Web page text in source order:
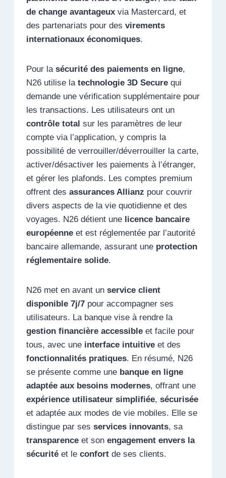
de change avantageux via Mastercard, et
des partenariats pour des virements
internationaux économiques.
Pour la sécurité des paiements en ligne,
N26 utilise la technologie 3D Secure qui
demande une vérification supplémentaire pour
les transactions. Les utilisateurs ont un
contrôle total sur les paramètres de leur
compte via l’application, y compris la
possibilité de verrouiller/déverrouiller la carte,
activer/désactiver les paiements à l’étranger,
et gérer les plafonds. Les comptes premium
offrent des assurances Allianz pour couvrir
divers aspects de la vie quotidienne et des
voyages. N26 détient une licence bancaire
européenne et est réglementée par l’autorité
bancaire allemande, assurant une protection
réglementaire solide.
N26 met en avant un service client
disponible 7j/7 pour accompagner ses
utilisateurs. La banque vise à rendre la
gestion financière accessible et facile pour
tous, avec une interface intuitive et des
fonctionnalités pratiques. En résumé, N26
se présente comme une banque en ligne
adaptée aux besoins modernes, offrant une
expérience utilisateur simplifiée, sécurisée
et adaptée aux modes de vie mobiles. Elle se
distingue par ses services innovants, sa
transparence et son engagement envers la
sécurité et le confort de ses clients.